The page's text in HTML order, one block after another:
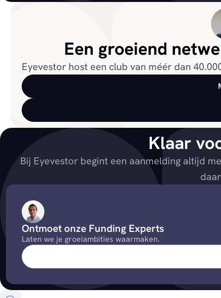
Een groeiend
Eyevestor host een club van méér dan
Klaar
Bij Eyevestor begint een aanmelding altijd
Ontmoet onze Funding Experts
Laten we je groeiambities waarmaken.